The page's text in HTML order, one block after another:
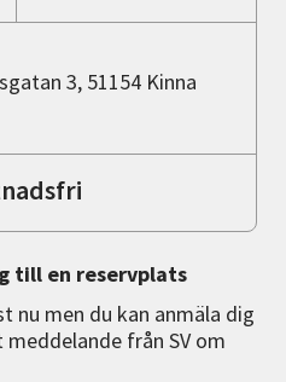
3, 51154 Kinna
till en reservplats
nu men du kan anmäla dig
från SV om